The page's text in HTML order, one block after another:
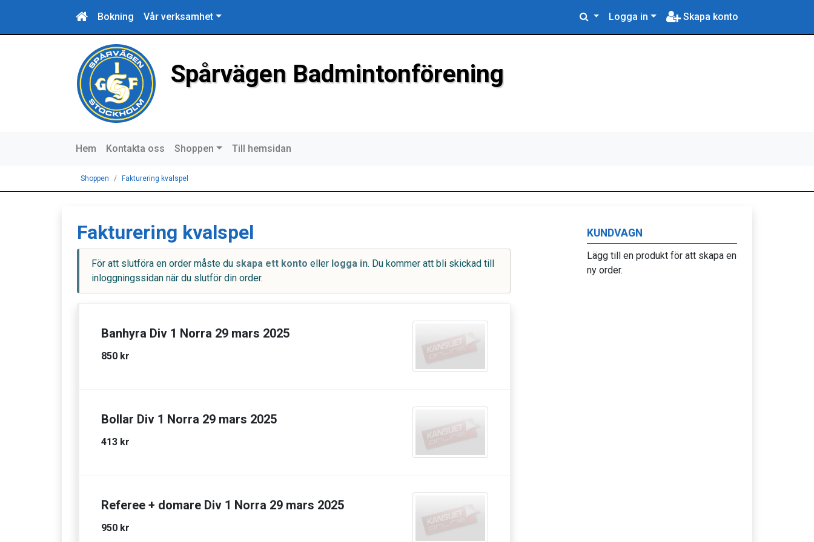
Bokning Vår verksamhet Logga in Skapa konto
Spårvägen Badmintonförening
Hem Kontakta oss Shoppen Till hemsidan
Shoppen Fakturering kvalspel
KUNDVAGN
Lägg till en produkt för att skapa en
ny order.
Fakturering kvalspel
För att slutföra en order måste du skapa ett konto eller logga in. Du kommer att bli skickad till
inloggningssidan när du slutför din order.
Banhyra Div 1 Norra 29 mars 2025
850 kr
Bollar Div 1 Norra 29 mars 2025
413 kr
Referee + domare Div 1 Norra 29 mars 2025
950 kr